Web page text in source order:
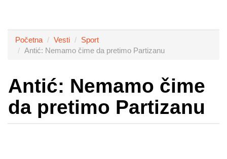
Početna Vesti
Sport
Antić: Nemamo čime da pretimo Partizanu
Antić: Nemamo čime
da pretimo Partizanu